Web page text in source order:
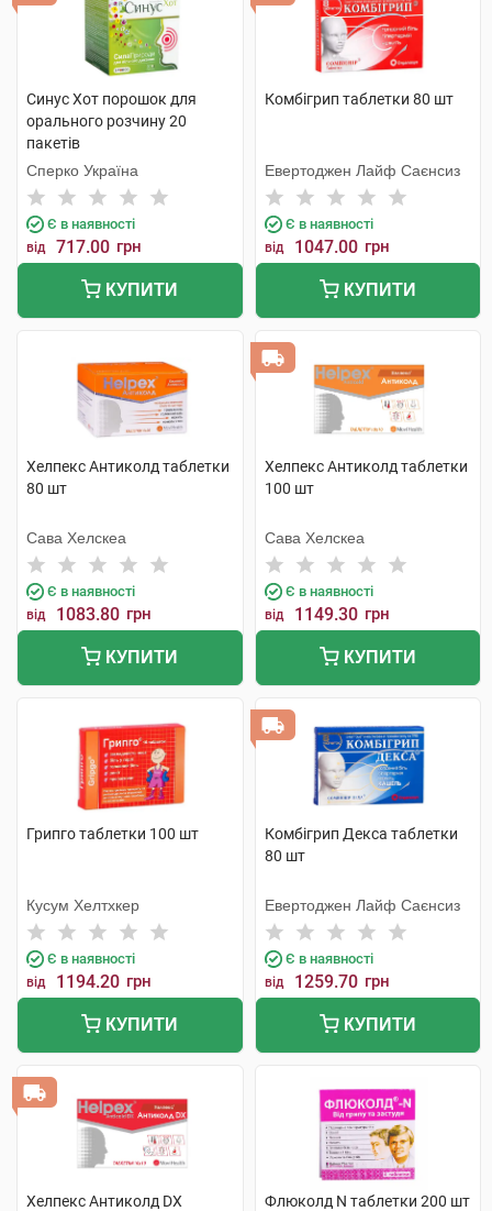
Синус Хот порошок для
орального розчину 20
пакетів
Сперко Україна
Є в наявності
від 717.00 грн
КУПИТИ
Комбігрип таблетки 80 шт
Евертоджен Лайф Саєнсиз
Є в наявності
від 1047.00 грн
КУПИТИ
Хелпекс Антиколд таблетки
80 шт
Сава Хелскеа
Є в наявності
від 1083.80 грн
КУПИТИ
Хелпекс Антиколд таблетки
100 шт
Сава Хелскеа
Є в наявності
від 1149.30 грн
КУПИТИ
Грипго таблетки 100 шт
Кусум Хелтхкер
Є в наявності
від 1194.20 грн
КУПИТИ
Комбігрип Декса таблетки
80 шт
Евертоджен Лайф Саєнсиз
Є в наявності
від 1259.70 грн
КУПИТИ
Хелпекс Антиколд DX
Флюколд N таблетки 200 шт